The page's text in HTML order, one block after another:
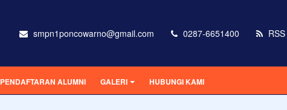
smpn1poncowarno@gmail.com 0287-6651400 RSS
PENDAFTARAN ALUMNI GALERI HUBUNGI KAMI